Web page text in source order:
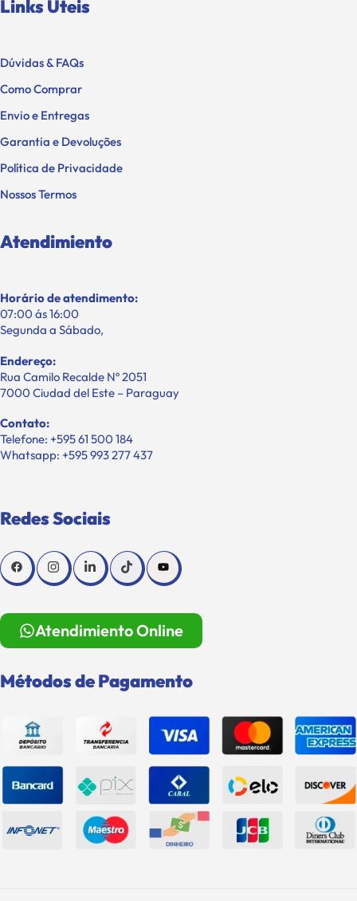
Links Úteis
Dúvidas & FAQs
Como Comprar
Envio e Entregas
Garantia e Devoluções
Política de Privacidade
Nossos Termos
Atendimiento
Horário de atendimento:
07:00 ás 16:00
Segunda a Sábado,
Endereço:
Rua Camilo Recalde Nº 2051
7000 Ciudad del Este – Paraguay
Contato:
Telefone: +595 61 500 184
Whatsapp: +595 993 277 437
Redes Sociais
Atendimiento Online
Métodos de Pagamento